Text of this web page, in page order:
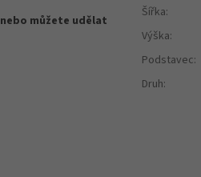
nebo můžete udělat
Šířka:
Výška:
Podstavec:
Druh: